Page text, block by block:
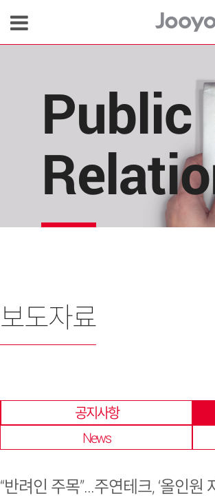
Public
편리하게
한 곳에 모아 확인 할 수 있습니다.
보도자료
공지사항
News
“반려인 주목”...주연테크, ‘올인원